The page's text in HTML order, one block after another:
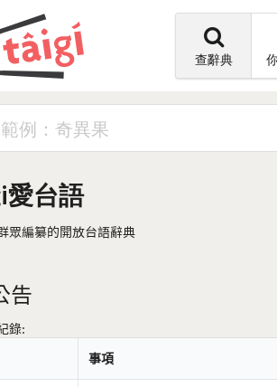
查辭典
愛台語
眾編纂的開放台語辭典
告
錄:
事項